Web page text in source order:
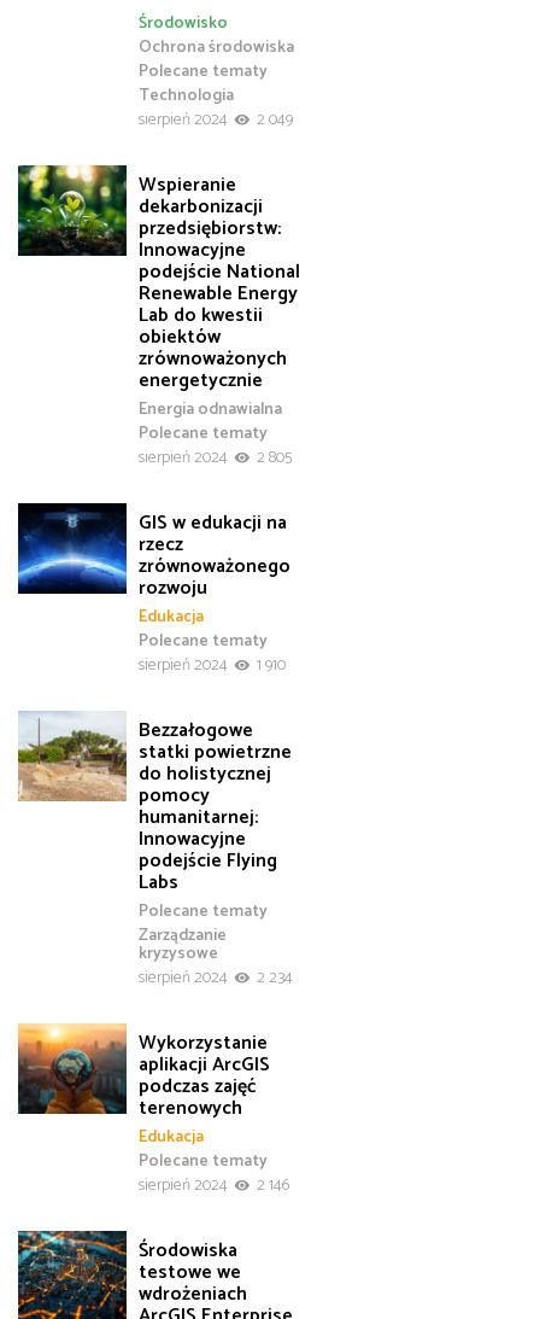
Ochrona środowiska
Polecane tematy
Środowisko
Technologia
sierpień 2024
2 049
Wspieranie
dekarbonizacji
przedsiębiorstw:
Innowacyjne
podejście National
Renewable Energy
Lab do kwestii
obiektów
zrównoważonych
energetycznie
Energia odnawialna
Polecane tematy
sierpień 2024
2 805
GIS w edukacji na
rzecz
zrównoważonego
rozwoju
Edukacja
Polecane tematy
sierpień 2024
1 910
Bezzałogowe
statki powietrzne
do holistycznej
pomocy
humanitarnej:
Innowacyjne
podejście Flying
Labs
Polecane tematy
Zarządzanie
kryzysowe
sierpień 2024
2 234
Wykorzystanie
aplikacji ArcGIS
podczas zajęć
terenowych
Edukacja
Polecane tematy
sierpień 2024
2 146
Środowiska
testowe we
wdrożeniach